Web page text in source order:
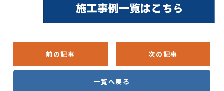
前の記事 次の記事
一覧へ戻る